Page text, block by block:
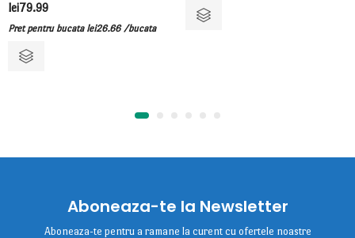
lei79.99
Pret pentru bucata lei26.66 /bucata
Aboneaza-te la Newsletter
Aboneaza-te pentru a ramane la curent cu ofertele noastre